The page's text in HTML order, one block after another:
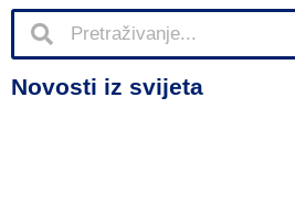
Novosti iz svijeta